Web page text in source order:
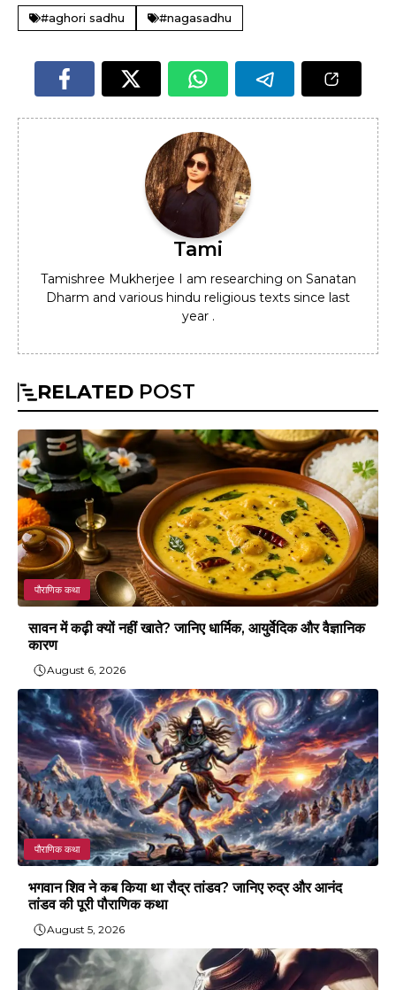
#aghori sadhu #nagasadhu
Tami
Tamishree Mukherjee I am researching on Sanatan
Dharm and various hindu religious texts since last
year .
RELATED POST
पौराणिक कथा
सावन में कढ़ी क्यों नहीं खाते? जानिए धार्मिक, आयुर्वेदिक और वैज्ञानिक
कारण
August 6, 2026
पौराणिक कथा
भगवान शिव ने कब किया था रौद्र तांडव? जानिए रुद्र और आनंद
तांडव की पूरी पौराणिक कथा
August 5, 2026